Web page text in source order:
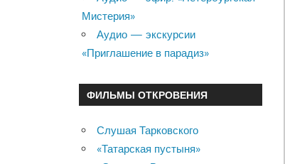
Мистерия»
Аудио — экскурсии
«Приглашение в парадиз»
ФИЛЬМЫ ОТКРОВЕНИЯ
Слушая Тарковского
«Татарская пустыня»